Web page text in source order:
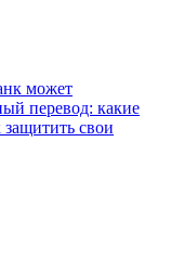
может
перевод: какие
свои